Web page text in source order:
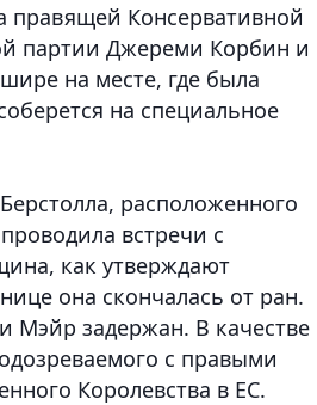
правящей Консервативной
партии Джереми Корбин и
на месте, где была
на специальное
расположенного
встречи с
как утверждают
она скончалась от ран.
Мэйр задержан. В качестве
с правыми
Королевства в ЕС.